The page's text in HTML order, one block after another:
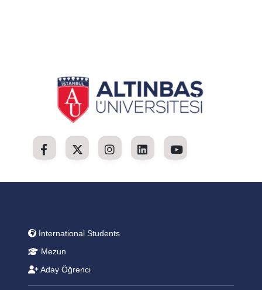
International Students
Mezun
Aday Öğrenci